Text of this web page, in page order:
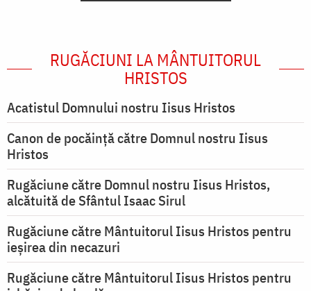
RUGĂCIUNI LA MÂNTUITORUL
HRISTOS
Acatistul Domnului nostru Iisus Hristos
Canon de pocăință către Domnul nostru Iisus
Hristos
Rugăciune către Domnul nostru Iisus Hristos,
alcătuită de Sfântul Isaac Sirul
Rugăciune către Mântuitorul Iisus Hristos pentru
ieşirea din necazuri
Rugăciune către Mântuitorul Iisus Hristos pentru